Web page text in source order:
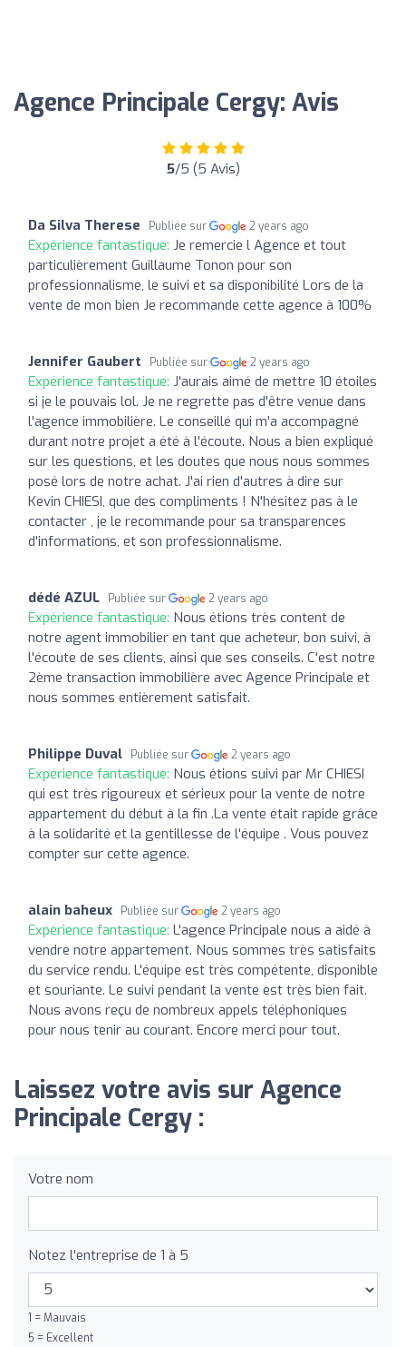
Agence Principale Cergy: Avis
5/5 (5 Avis)
Da Silva Therese Publiée sur 2 years ago
Expérience fantastique: Je remercie l Agence et tout
particulièrement Guillaume Tonon pour son
professionnalisme, le suivi et sa disponibilité Lors de la
vente de mon bien Je recommande cette agence à 100%
Jennifer Gaubert Publiée sur 2 years ago
Expérience fantastique: J'aurais aimé de mettre 10 étoiles
si je le pouvais lol. Je ne regrette pas d'être venue dans
l'agence immobilière. Le conseillé qui m'a accompagné
durant notre projet a été à l'écoute. Nous a bien expliqué
sur les questions, et les doutes que nous nous sommes
posé lors de notre achat. J'ai rien d'autres à dire sur
Kevin CHIESI, que des compliments ! N'hésitez pas à le
contacter , je le recommande pour sa transparences
d'informations, et son professionnalisme.
dédé AZUL Publiée sur 2 years ago
Expérience fantastique: Nous étions très content de
notre agent immobilier en tant que acheteur, bon suivi, à
l'écoute de ses clients, ainsi que ses conseils. C'est notre
2ème transaction immobilière avec Agence Principale et
nous sommes entièrement satisfait.
Philippe Duval Publiée sur 2 years ago
Expérience fantastique: Nous étions suivi par Mr CHIESI
qui est très rigoureux et sérieux pour la vente de notre
appartement du début à la fin .La vente était rapide grâce
à la solidarité et la gentillesse de l'équipe . Vous pouvez
compter sur cette agence.
alain baheux Publiée sur 2 years ago
Expérience fantastique: L'agence Principale nous a aidé à
vendre notre appartement. Nous sommes très satisfaits
du service rendu. L'équipe est très compétente, disponible
et souriante. Le suivi pendant la vente est très bien fait.
Nous avons reçu de nombreux appels téléphoniques
pour nous tenir au courant. Encore merci pour tout.
Laissez votre avis sur Agence
Principale Cergy :
Votre nom
Notez l'entreprise de 1 à 5
1 = Mauvais
5 = Excellent